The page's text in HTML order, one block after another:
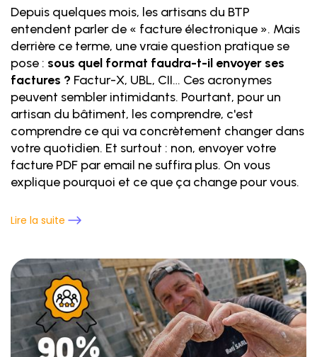
Depuis quelques mois, les artisans du BTP
entendent parler de « facture électronique ». Mais
derrière ce terme, une vraie question pratique se
pose : sous quel format faudra-t-il envoyer ses
factures ? Factur-X, UBL, CII… Ces acronymes
peuvent sembler intimidants. Pourtant, pour un
artisan du bâtiment, les comprendre, c'est
comprendre ce qui va concrètement changer dans
votre quotidien. Et surtout : non, envoyer votre
facture PDF par email ne suffira plus. On vous
explique pourquoi et ce que ça change pour vous.
Lire la suite